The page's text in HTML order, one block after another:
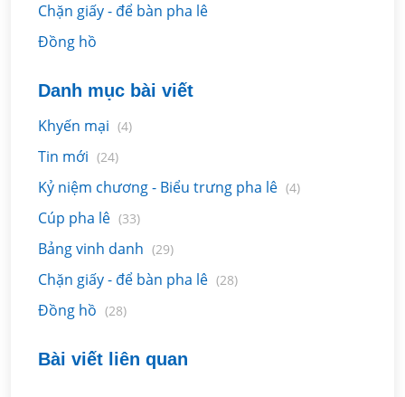
Chặn giấy - để bàn pha lê
Đồng hồ
Danh mục bài viết
Khyến mại (4)
Tin mới (24)
Kỷ niệm chương - Biểu trưng pha lê (4)
Cúp pha lê (33)
Bảng vinh danh (29)
Chặn giấy - để bàn pha lê (28)
Đồng hồ (28)
Bài viết liên quan